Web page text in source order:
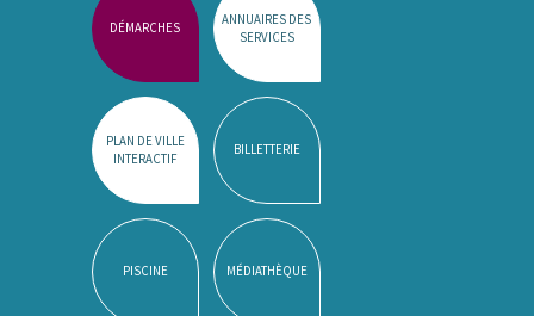
DÉMARCHES
ANNUAIRES DES
SERVICES
PLAN DE VILLE
INTERACTIF
BILLETTERIE
PISCINE MÉDIATHÈQUE